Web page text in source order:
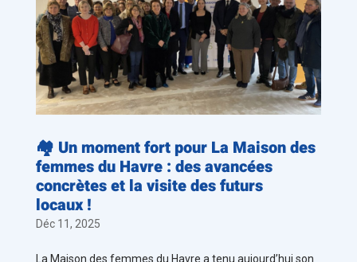
🏘️ Un moment fort pour La Maison des
femmes du Havre : des avancées
concrètes et la visite des futurs
locaux !
Déc 11, 2025
La Maison des femmes du Havre a tenu aujourd’hui son